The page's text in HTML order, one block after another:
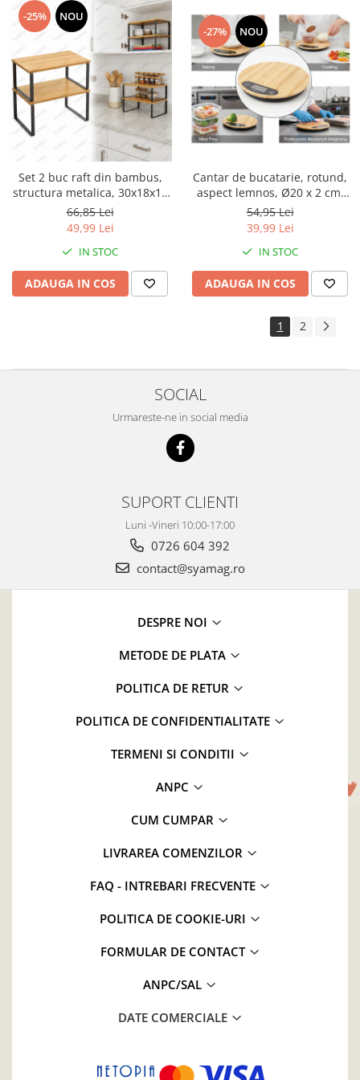
-25% NOU
Set 2 buc raft din bambus,
structura metalica, 30x18x16
cm, organizare universala,
bucatarie, birou, utilizare
Horeca, zona servire cafenele,
terase sau restaurante
66,85 Lei
49,99 Lei
IN STOC
ADAUGA IN COS
-27% NOU
Cantar de bucatarie, rotund,
aspect lemnos, Ø20 x 2 cm,
scala masurare 1 g - 5 kg, uz
casnic sau Horeca
54,95 Lei
39,99 Lei
IN STOC
ADAUGA IN COS
1 2
SOCIAL
Urmareste-ne in social media
SUPORT CLIENTI
Luni -Vineri 10:00-17:00
0726 604 392
contact@syamag.ro
DESPRE NOI
METODE DE PLATA
POLITICA DE RETUR
POLITICA DE CONFIDENTIALITATE
TERMENI SI CONDITII
ANPC
CUM CUMPAR
LIVRAREA COMENZILOR
FAQ - INTREBARI FRECVENTE
POLITICA DE COOKIE-URI
FORMULAR DE CONTACT
ANPC/SAL
DATE COMERCIALE